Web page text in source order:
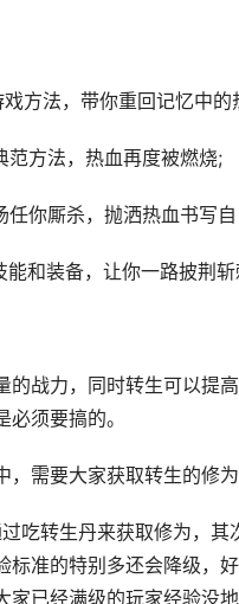
方法，带你重回记忆中的
范方法，热血再度被燃烧;
你厮杀，抛洒热血书写
和装备，让你一路披荆斩
的战力，同时转生可以提
须要搞的。
需要大家获取转生的修
吃转生丹来获取修为，
标准的特别多还会降级，
家已经满级的玩家经验没